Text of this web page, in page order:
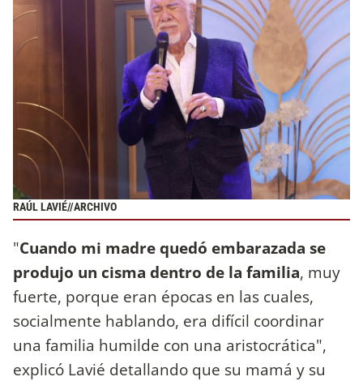
RAÚL LAVIÉ//ARCHIVO
"Cuando mi madre quedó embarazada se
produjo un cisma dentro de la familia, muy
fuerte, porque eran épocas en las cuales,
socialmente hablando, era difícil coordinar
una familia humilde con una aristocrática",
explicó Lavié detallando que su mamá y su